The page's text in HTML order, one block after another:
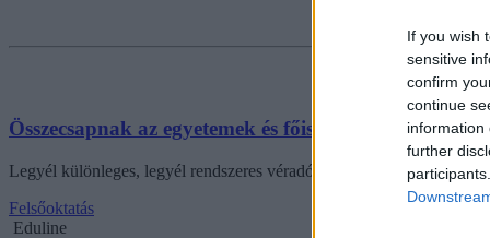
If you wish
sensitive
confirm
continue
information
further
Összecsapnak az egyetemek és főiskolák:
Legyél különleges, legyél rendszeres véradó! jelmondattal hirdette
Felsőoktatás
Eduline